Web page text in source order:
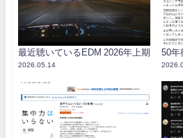
最近聴いているEDM 2026年上期
2026.05.14
50年